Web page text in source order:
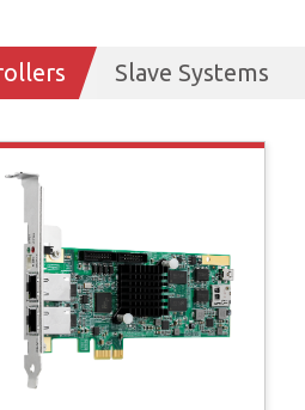
Slave Systems